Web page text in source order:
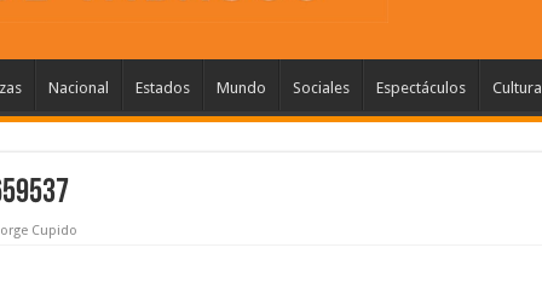
Nacional Estados Mundo Sociales Espectáculos Cultura
Cupido